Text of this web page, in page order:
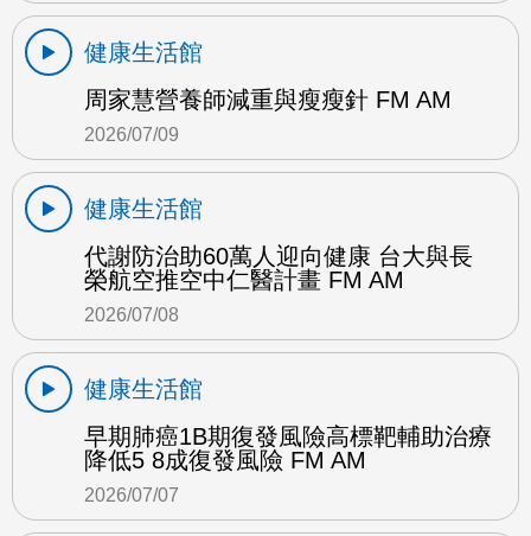
健康生活館
周家慧營養師減重與瘦瘦針 FM AM
2026/07/09
健康生活館
代謝防治助60萬人迎向健康 台大與長
榮航空推空中仁醫計畫 FM AM
2026/07/08
健康生活館
早期肺癌1B期復發風險高標靶輔助治療
降低5 8成復發風險 FM AM
2026/07/07